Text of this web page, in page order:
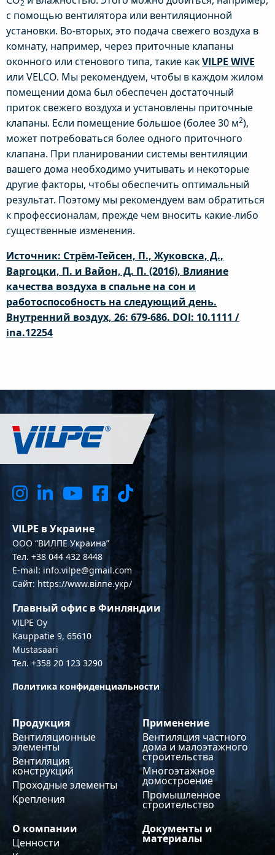
2
с помощью вентилятора или вентиляционной
установки. Во-вторых, это подача свежего воздуха в
комнату, например, через приточные клапаны
оконного или стенового типа, такие какVILPE WIVE
или VELCO. Мы рекомендуем, чтобы в каждом жилом
помещении дома был обеспечен достаточный
приток свежего воздуха и установлены приточные
клапаны. Если помещение большое (более 30 м2),
может потребоваться более одного приточного
клапана. При планировании системы вентиляции
вашего дома необходимо учитывать и некоторые
другие факторы, чтобы обеспечить оптимальный
результат. Поэтому мы рекомендуем вам обратиться
к профессионалам, прежде чем вносить какие-либо
существенные изменения.
Источник: Стрём-Тейсен, П., Жуковска, Д.,
Варгоцки, П. и Вайон, Д. П. (2016), Влияние
качества воздуха в спальне на сон и
работоспособность на следующий день.
Внутренний воздух, 26: 679-686. DOI: 10.1111 /
ina.12254
VILPE в Украине
OOO “ВИЛПЕ Украина”
Тел. +38 044 432 8448
E-mail: info.vilpe@gmail.com
Сайт: https://www.вілпе.укр/
Главный офис в Финляндии
VILPE Oy
Kauppatie 9, 65610
Mustasaari
Тел. +358 20 123 3290
Политика конфиденциальности
Продукция
Вентиляционные
элементы
Вентиляция
конструкций
Проходные элементы
Крепления
Применение
Вентиляция частного
дома и малоэтажного
строительства
Многоэтажное
домостроение
Промышленное
строительство
О компании
Ценности
Документы и
материалы